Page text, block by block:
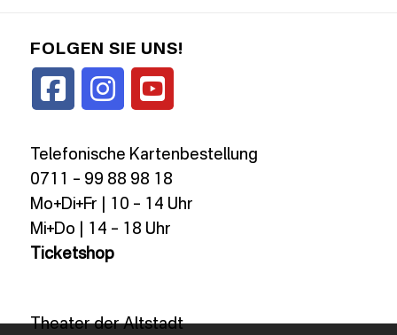
FOLGEN SIE UNS!
Telefonische Kartenbestellung
0711 – 99 88 98 18
Mo+Di+Fr | 10 – 14 Uhr
Mi+Do | 14 – 18 Uhr
Ticketshop
Theater der Altstadt